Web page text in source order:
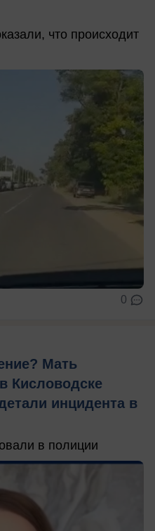
что происходит
0
Мать
Кисловодске
инцидента в
в полиции